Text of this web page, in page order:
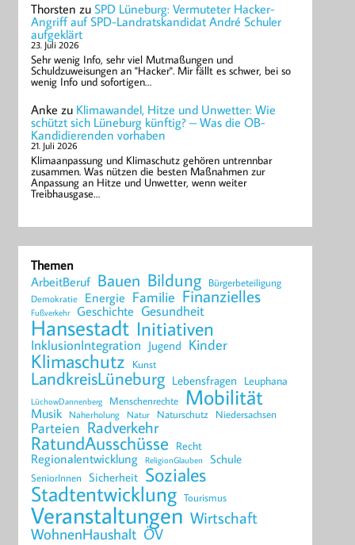
Thorsten zuSPD Lüneburg: Vermuteter Hacker-
Angriff auf SPD-Landratskandidat André Schuler
aufgeklärt
23. Juli 2026
Sehr wenig Info, sehr viel Mutmaßungen und
Schuldzuweisungen an "Hacker". Mir fällt es schwer, bei so
wenig Info und sofortigen…
Anke zu Klimawandel, Hitze und Unwetter: Wie
schützt sich Lüneburg künftig? – Was die OB-
Kandidierenden vorhaben
21. Juli 2026
Klimaanpassung und Klimaschutz gehören untrennbar
zusammen. Was nützen die besten Maßnahmen zur
Anpassung an Hitze und Unwetter, wenn weiter
Treibhausgase…
Themen
ArbeitBeruf Bauen Bildung Bürgerbeteiligung
Demokratie Energie Familie Finanzielles
Fußverkehr Geschichte Gesundheit
Hansestadt Initiativen
InklusionIntegration Jugend Kinder
Klimaschutz Kunst
LandkreisLüneburg Lebensfragen Leuphana
LüchowDannenberg Menschenrechte Mobilität
Musik Naherholung Natur Naturschutz Niedersachsen
Parteien Radverkehr
RatundAusschüsse Recht
Regionalentwicklung ReligionGlauben Schule
SeniorInnen Sicherheit Soziales
Stadtentwicklung Tourismus
Veranstaltungen Wirtschaft
WohnenHaushalt ÖV